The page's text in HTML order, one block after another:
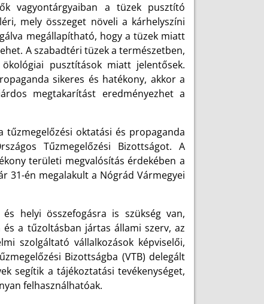
vagyontárgyaiban a tüzek pusztító
mely összeget növeli a kárhelyszíni
megállapítható, hogy a tüzek miatt
A szabadtéri tüzek a természetben,
pusztítások miatt jelentősek.
sikeres és hatékony, akkor a
megtakarítást eredményezhet a
tűzmegelőzési oktatási és propaganda
Tűzmegelőzési Bizottságot. A
területi megvalósítás érdekében a
31-én megalakult a Nógrád Vármegyei
helyi összefogásra is szükség van,
a tűzoltásban jártas állami szerv, az
szolgáltató vállalkozások képviselői,
Bizottságba (VTB) delegált
segítik a tájékoztatási tevékenységet,
felhasználhatóak.